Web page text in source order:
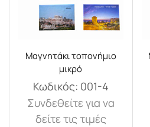
Μαγνητάκι τοπονήμιο
μικρό
Κωδικός: 001-4
Συνδεθείτε για να
δείτε τις τιμές